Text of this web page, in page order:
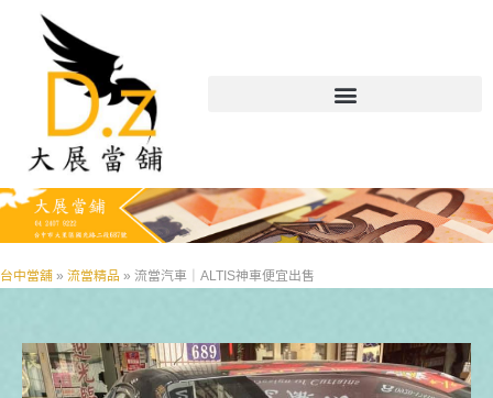
台中當舖 » 流當精品 » 流當汽車｜ALTIS神車便宜出售